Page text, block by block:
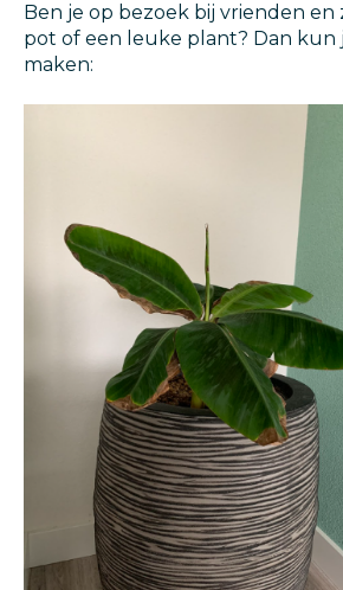
Ben je op bezoek bij vrienden en
pot of een leuke plant? Dan kun
maken: